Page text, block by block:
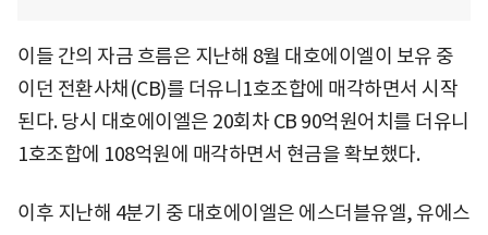
이들 간의 자금 흐름은 지난해 8월 대호에이엘이 보유 중
이던 전환사채(CB)를 더유니1호조합에 매각하면서 시작
된다. 당시 대호에이엘은 20회차 CB 90억원어치를 더유니
1호조합에 108억원에 매각하면서 현금을 확보했다.
이후 지난해 4분기 중 대호에이엘은 에스더블유엘, 유에스